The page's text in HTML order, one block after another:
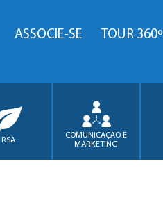
ASSOCIE-SE TOUR 360º
RSA
COMUNICAÇÃO E
MARKETING